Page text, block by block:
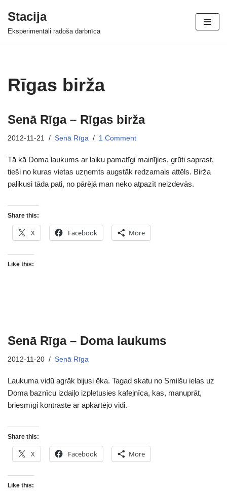
Skip
Stacija
Eksperimentāli radoša darbnīca
Rīgas birža
Senā Rīga – Rīgas birža
2012-11-21 Senā Rīga 1 Comment
Tā kā Doma laukums ar laiku pamatīgi mainījies, grūti saprast,
tieši no kuras vietas uzņemts augstāk redzamais attēls. Birža
palikusi tāda pati, no pārējā man neko atpazīt neizdevās.
Share this:
X Facebook More
Like this:
Senā Rīga – Doma laukums
2012-11-20 Senā Rīga
Laukuma vidū agrāk bijusi ēka. Tagad skatu no Smilšu ielas uz
Doma baznīcu izdaiļo izpletusies kafejnīca, kas, manuprāt,
briesmīgi kontrastē ar apkārtējo vidi.
Share this:
X Facebook More
Like this: